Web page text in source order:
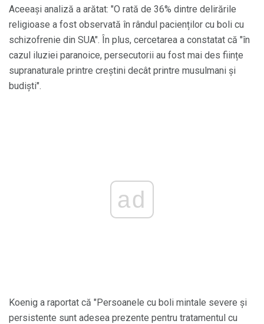
Aceeași analiză a arătat: "O rată de 36% dintre delirările
religioase a fost observată în rândul pacienților cu boli cu
schizofrenie din SUA". În plus, cercetarea a constatat că "în
cazul iluziei paranoice, persecutorii au fost mai des ființe
supranaturale printre creștini decât printre musulmani și
budiști".
ad
Koenig a raportat că "Persoanele cu boli mintale severe și
persistente sunt adesea prezente pentru tratamentul cu